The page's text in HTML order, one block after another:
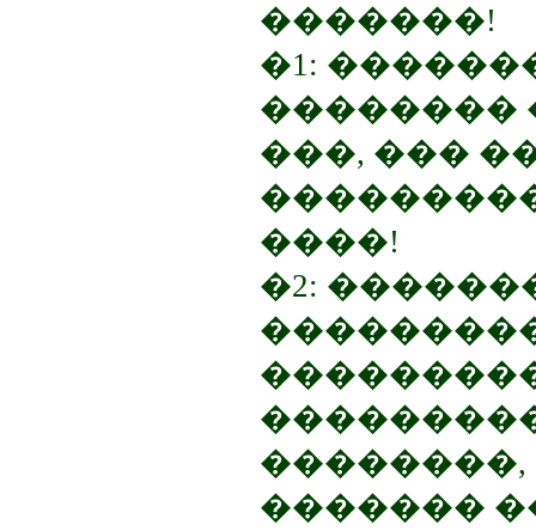
�������!
�1:
��������
���, ���
����!
�2:
�������